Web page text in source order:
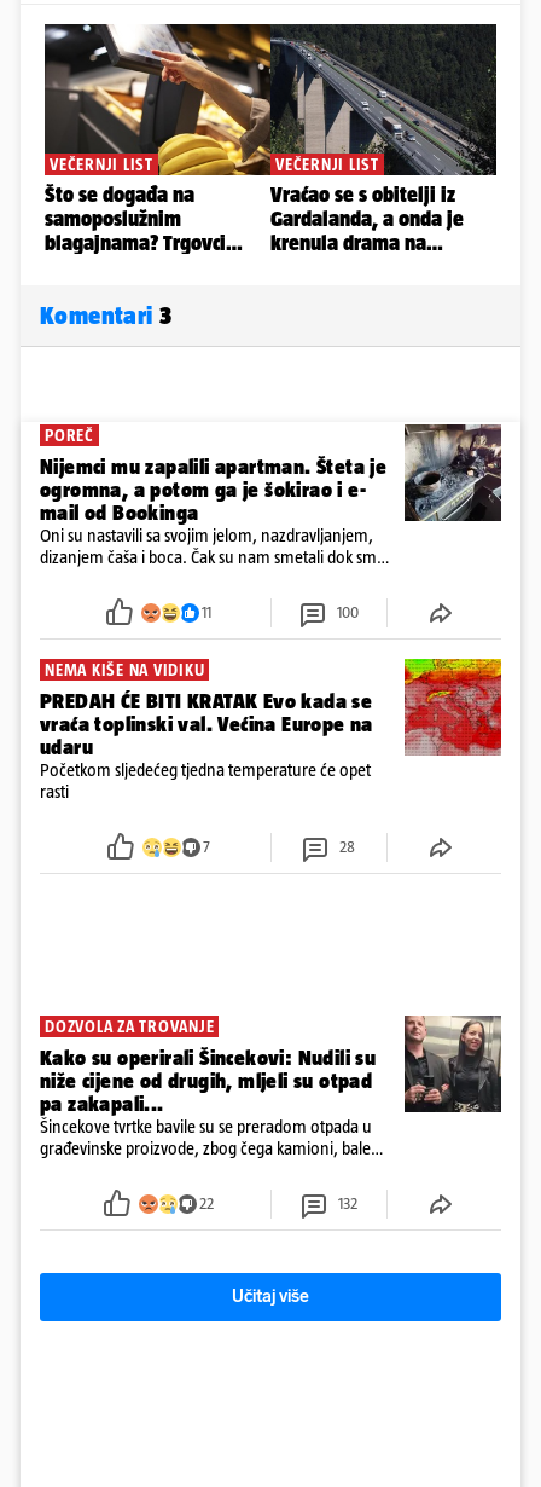
Komentari 3
POREČ
Nijemci mu zapalili apartman. Šteta je
ogromna, a potom ga je šokirao i e-
mail od Bookinga
Oni su nastavili sa svojim jelom, nazdravljanjem,
dizanjem čaša i boca. Čak su nam smetali dok smo
požar, rekao je vlasnik
11 100
NEMA KIŠE NA VIDIKU
PREDAH ĆE BITI KRATAK Evo kada se
vraća toplinski val. Većina Europe na
udaru
Početkom sljedećeg tjedna temperature će opet
rasti
7 28
DOZVOLA ZA TROVANJE
Kako su operirali Šincekovi: Nudili su
niže cijene od drugih, mljeli su otpad
pa zakapali...
Šincekove tvrtke bavile su se preradom otpada u
građevinske proizvode, zbog čega kamioni, bale
22 132
Učitaj više